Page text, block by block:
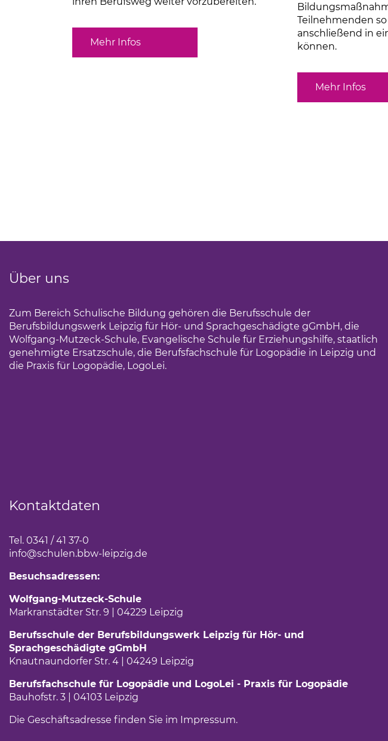
Mehr Infos
Teilnehmenden
anschließend in
können.
Mehr Infos
Über uns
Zum Bereich Schulische Bildung gehören die Berufsschule der
Berufsbildungswerk Leipzig für Hör- und Sprachgeschädigte gGmbH, die
Wolfgang-Mutzeck-Schule, Evangelische Schule für Erziehungshilfe, staatlich
genehmigte Ersatzschule, die Berufsfachschule für Logopädie in Leipzig und
die Praxis für Logopädie, LogoLei.
Kontaktdaten
Tel. 0341 / 41 37-0
info@schulen.bbw-leipzig.de
Besuchsadressen:
Wolfgang-Mutzeck-Schule
Markranstädter Str. 9 | 04229 Leipzig
Berufsschule der Berufsbildungswerk Leipzig für Hör- und
Sprachgeschädigte gGmbH
Knautnaundorfer Str. 4 | 04249 Leipzig
Berufsfachschule für Logopädie und LogoLei - Praxis für Logopädie
Bauhofstr. 3 | 04103 Leipzig
Die Geschäftsadresse finden Sie im Impressum(Link öffnet einen neuen Tab)
.